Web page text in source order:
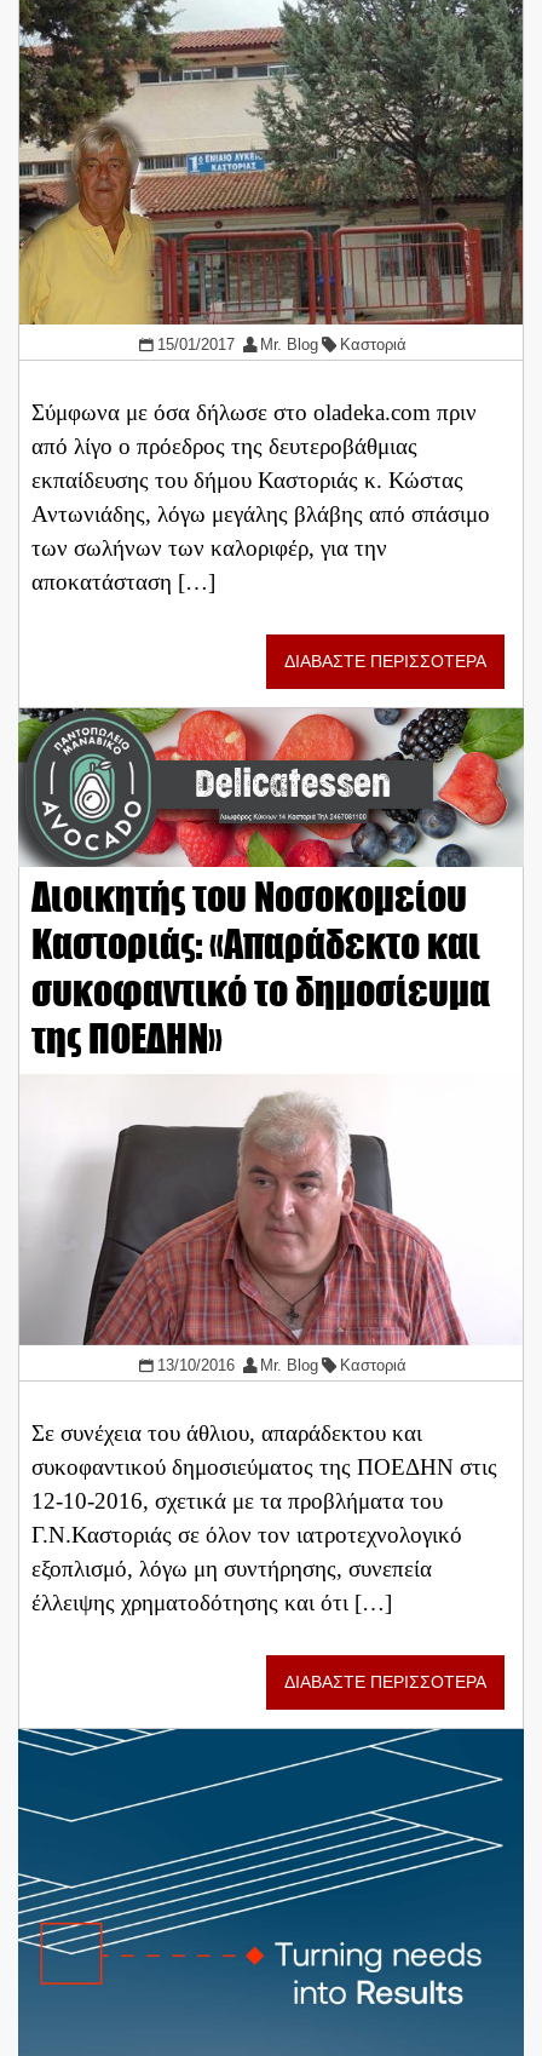
15/01/2017 Mr. Blog Καστοριά
Σύμφωνα με όσα δήλωσε στο oladeka.com πριν
από λίγο ο πρόεδρος της δευτεροβάθμιας
εκπαίδευσης του δήμου Καστοριάς κ. Κώστας
Αντωνιάδης, λόγω μεγάλης βλάβης από σπάσιμο
των σωλήνων των καλοριφέρ, για την
αποκατάσταση […]
ΔΙΑΒΑΣΤΕ ΠΕΡΙΣΣΟΤΕΡΑ
Διοικητής του Νοσοκομείου
Καστοριάς: «Απαράδεκτο και
συκοφαντικό το δημοσίευμα
της ΠΟΕΔΗΝ»
13/10/2016 Mr. Blog Καστοριά
Σε συνέχεια του άθλιου, απαράδεκτου και
συκοφαντικού δημοσιεύματος της ΠΟΕΔΗΝ στις
12-10-2016, σχετικά με τα προβλήματα του
Γ.Ν.Καστοριάς σε όλον τον ιατροτεχνολογικό
εξοπλισμό, λόγω μη συντήρησης, συνεπεία
έλλειψης χρηματοδότησης και ότι […]
ΔΙΑΒΑΣΤΕ ΠΕΡΙΣΣΟΤΕΡΑ